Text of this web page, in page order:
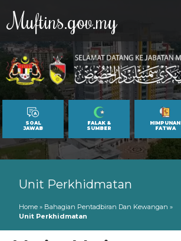
Muftins.gov.my
SOAL
JAWAB
FALAK &
SUMBER
HIMPUNAN
FATWA
Unit Perkhidmatan
Home » Bahagian Pentadbiran Dan Kewangan »
Unit Perkhidmatan